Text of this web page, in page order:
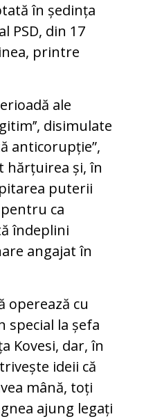
în ședința
PSD, din 17
printre
ale
disimulate
anticorupție”,
hărțuirea și, în
puterii
ca
îndeplini
angajat în
operează cu
special la șefa
Kovesi, dar, în
ideii că
mână, toți
ajung legați